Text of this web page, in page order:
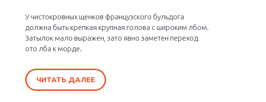
У чистокровных щенков французского бульдога
должна быть крепкая крупная голова с широким лбом.
Затылок мало выражен, зато явно заметен переход
ото лба к морде.
ЧИТАТЬ ДАЛЕЕ